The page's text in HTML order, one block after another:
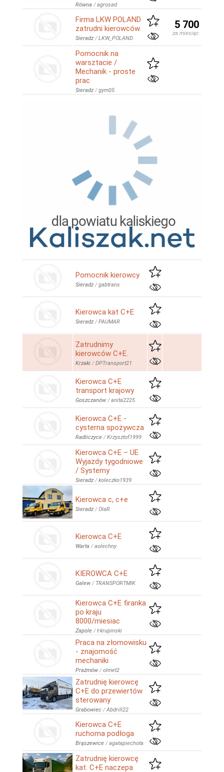
Równa /agrosad
Firma LKW POLAND
zatrudni kierowców.
Sieradz /LKW_POLAND
5 700
za miesiąc
Pomocnik na
warsztacie /
Mechanik - proste
prac
Sieradz /gym05
Pomocnik kierowcy
Sieradz /gabtrans
Kierowca kat C+E
Sieradz /PAUMAR
Zatrudnimy
kierowców C+E.
Krzaki /DPTransport21
Kierowca C+E
transport krajowy
Goszczanów /anita2225
Kierowca C+E -
cysterna spożywcza
Radliczyce /Krzysztof1999
Kierowca C+E – UE
Wyjazdy tygodniowe
/ Systemy
Sieradz /koleczko1939
Kierowca c, c+e
Sieradz /OlaR
Kierowca C+E
Warta /aolechny
KIEROWCA C+E
Galew / TRANSPORTMIK
Kierowca C+E firanka
po kraju
8000/miesiac
Zapole /t-krupinski
Praca na złomowisku
- znajomość
mechaniki
Prażmów /olmet2
Zatrudnię kierowcę
C+E do przewiertów
sterowany
Grabowiec /Abdrill22
Kierowca C+E
ruchoma podłoga
Brąszewice /agatapiechota
Zatrudnię kierowcę
kat. C+E naczepa